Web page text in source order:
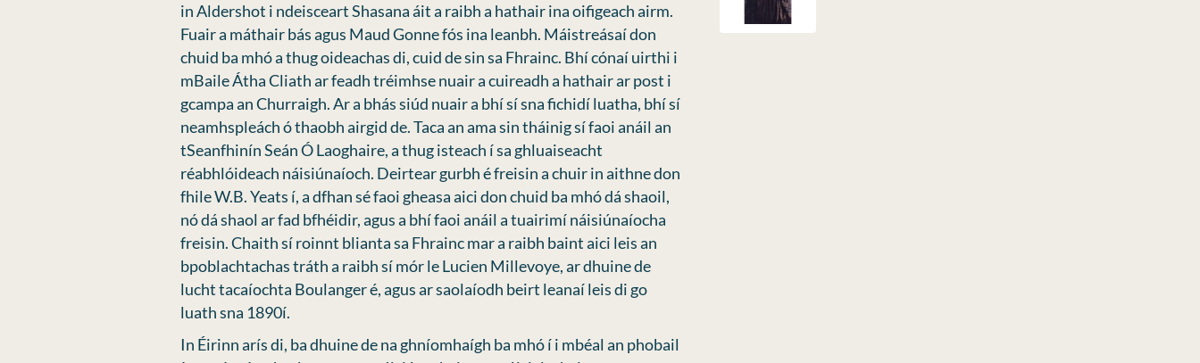
in Aldershot i ndeisceart Shasana áit a raibh a hathair ina oifigeach airm.
Fuair a máthair bás agus Maud Gonne fós ina leanbh. Máistreásaí don
chuid ba mhó a thug oideachas di, cuid de sin sa Fhrainc. Bhí cónaí uirthi i
mBaile Átha Cliath ar feadh tréimhse nuair a cuireadh a hathair ar post i
gcampa an Churraigh. Ar a bhás siúd nuair a bhí sí sna fichidí luatha, bhí sí
neamhspleách ó thaobh airgid de. Taca an ama sin tháinig sí faoi anáil an
tSeanfhinín Seán Ó Laoghaire, a thug isteach í sa ghluaiseacht
réabhlóideach náisiúnaíoch. Deirtear gurbh é freisin a chuir in aithne don
fhile W.B. Yeats í, a dfhan sé faoi gheasa aici don chuid ba mhó dá shaoil,
nó dá shaol ar fad bfhéidir, agus a bhí faoi anáil a tuairimí náisiúnaíocha
freisin. Chaith sí roinnt blianta sa Fhrainc mar a raibh baint aici leis an
bpoblachtachas tráth a raibh sí mór le Lucien Millevoye, ar dhuine de
lucht tacaíochta Boulanger é, agus ar saolaíodh beirt leanaí leis di go
luath sna 1890í.
In Éirinn arís di, ba dhuine de na ghníomhaígh ba mhó í i mbéal an phobail